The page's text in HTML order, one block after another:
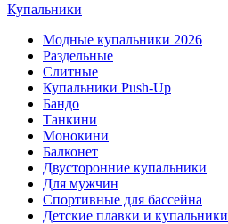
Купальники
Модные купальники 2026
Раздельные
Слитные
Купальники Push-Up
Бандо
Танкини
Монокини
Балконет
Двусторонние купальники
Для мужчин
Спортивные для бассейна
Детские плавки и купальники